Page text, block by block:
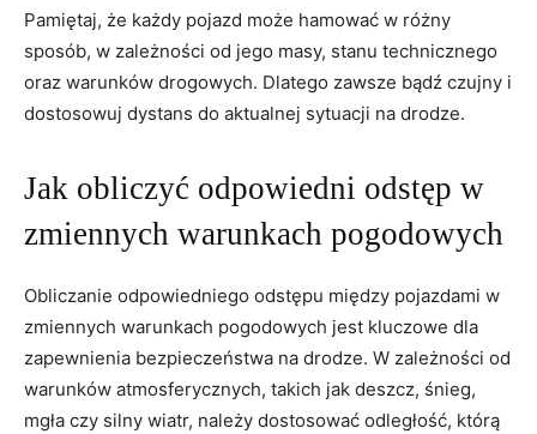
Pamiętaj, że każdy pojazd może hamować w różny
sposób, w zależności od jego masy, stanu technicznego
oraz warunków drogowych. Dlatego zawsze bądź czujny i
dostosowuj dystans do aktualnej sytuacji na drodze.
Jak obliczyć odpowiedni odstęp w
zmiennych warunkach pogodowych
Obliczanie odpowiedniego odstępu między pojazdami w
zmiennych warunkach pogodowych jest kluczowe dla
zapewnienia bezpieczeństwa na drodze. W zależności od
warunków atmosferycznych, takich jak deszcz, śnieg,
mgła czy silny wiatr, należy dostosować odległość, którą